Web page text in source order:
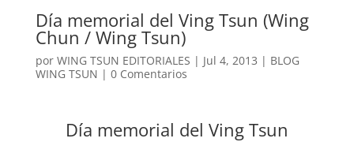
Día memorial del Ving Tsun (Wing
Chun / Wing Tsun)
por WING TSUN EDITORIALES | Jul 4, 2013 | BLOG
WING TSUN | 0 Comentarios
Día memorial del Ving Tsun